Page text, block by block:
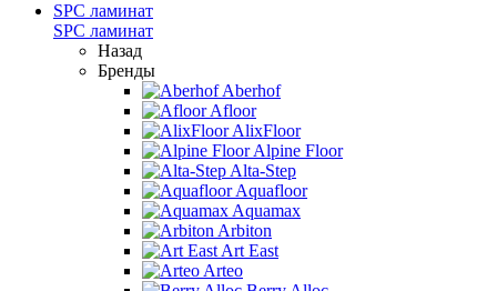
SPC ламинат
SPC ламинат
Назад
Бренды
Aberhof
Afloor
AlixFloor
Alpine Floor
Alta-Step
Aquafloor
Aquamax
Arbiton
Art East
Arteo